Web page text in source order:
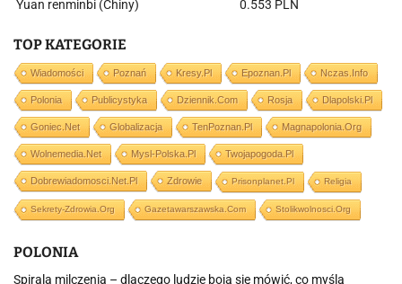
Yuan renminbi (Chiny) 0.553 PLN
TOP KATEGORIE
Wiadomości Poznań Kresy.pl Epoznan.pl Nczas.info
Polonia Publicystyka Dziennik.com Rosja Dlapolski.pl
Goniec.net Globalizacja TenPoznan.pl Magnapolonia.org
Wolnemedia.net Mysl-Polska.pl Twojapogoda.pl
Dobrewiadomosci.net.pl Zdrowie Prisonplanet.pl Religia
Sekrety-Zdrowia.org Gazetawarszawska.com Stolikwolnosci.org
POLONIA
Spirala milczenia – dlaczego ludzie boją się mówić, co myślą